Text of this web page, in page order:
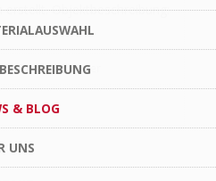
& BLOG
UNS
erstellt. Objektbeschreibung:
93,91m² 5 Zimmer